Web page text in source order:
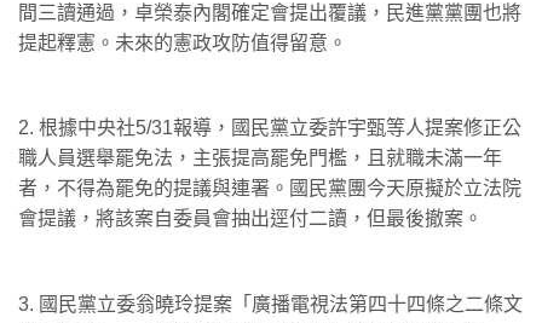
間三讀通過，卓榮泰內閣確定會提出覆議，民進黨黨團也將
提起釋憲。未來的憲政攻防值得留意。
2. 根據中央社5/31報導，國民黨立委許宇甄等人提案修正公
職人員選舉罷免法，主張提高罷免門檻，且就職未滿一年
者，不得為罷免的提議與連署。國民黨團今天原擬於立法院
會提議，將該案自委員會抽出逕付二讀，但最後撤案。
3. 國民黨立委翁曉玲提案「廣播電視法第四十四條之二條文